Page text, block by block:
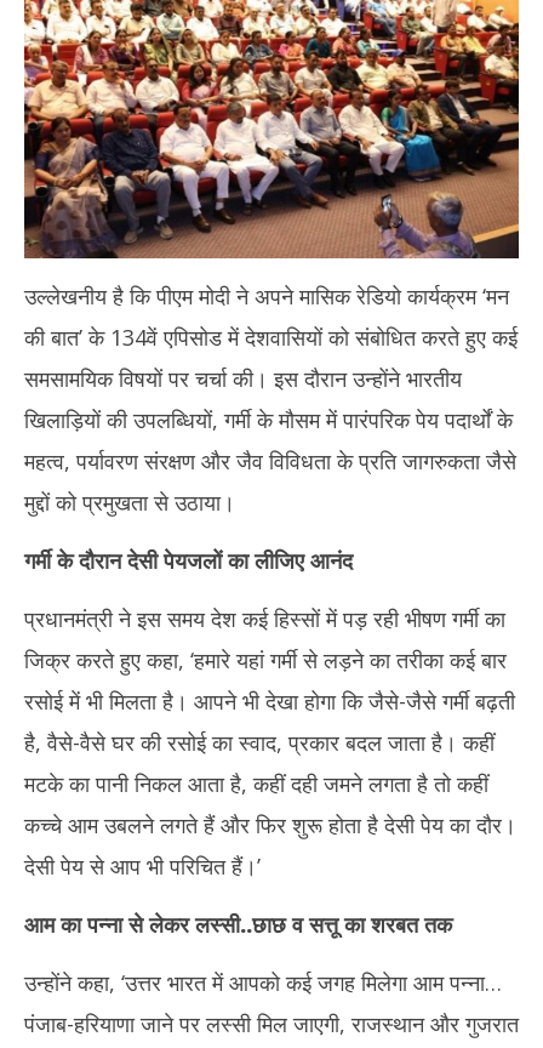
May
31,
2026
31,
उल्लेखनीय है कि पीएम मोदी ने अपने मासिक रेडियो कार्यक्रम ‘मन
की बात’ के 134वें एपिसोड में देशवासियों को संबोधित करते हुए कई
समसामयिक विषयों पर चर्चा की। इस दौरान उन्होंने भारतीय
खिलाड़ियों की उपलब्धियों, गर्मी के मौसम में पारंपरिक पेय पदार्थों के
महत्व, पर्यावरण संरक्षण और जैव विविधता के प्रति जागरुकता जैसे
मुद्दों को प्रमुखता से उठाया।
गर्मी के दौरान देसी पेयजलों का लीजिए आनंद
प्रधानमंत्री ने इस समय देश कई हिस्सों में पड़ रही भीषण गर्मी का
जिक्र करते हुए कहा, ‘हमारे यहां गर्मी से लड़ने का तरीका कई बार
रसोई में भी मिलता है। आपने भी देखा होगा कि जैसे-जैसे गर्मी बढ़ती
है, वैसे-वैसे घर की रसोई का स्वाद, प्रकार बदल जाता है। कहीं
मटके का पानी निकल आता है, कहीं दही जमने लगता है तो कहीं
कच्चे आम उबलने लगते हैं और फिर शुरू होता है देसी पेय का दौर।
देसी पेय से आप भी परिचित हैं।’
आम का पन्ना से लेकर लस्सी..छाछ व सत्तू का शरबत तक
उन्होंने कहा, ‘उत्तर भारत में आपको कई जगह मिलेगा आम पन्ना…
पंजाब-हरियाणा जाने पर लस्सी मिल जाएगी, राजस्थान और गुजरात